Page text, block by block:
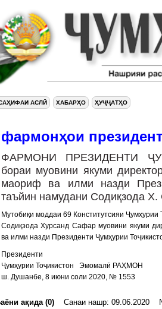
АСЛӢ ХАБАРҲО ҲУҶҶАТҲО
фармонҳои
ФАРМОНИ ПРЕЗИДЕНТИ
бораи муовини якуми
маориф ва илми назди
таъйин намудани Содиқзода Х.
Мутобиқи моддаи 69 Конститутсияи
Содиқзода Хурсанд Сафар муовини якуми
ва илми назди Президенти Ҷумҳурии
Президенти
Ҷумҳурии Тоҷикистон Эмомалӣ РАҲМОН
ш. Душанбе, 8 июни соли 2020, № 1553
ақида (0) Санаи нашр: 09.06.2020